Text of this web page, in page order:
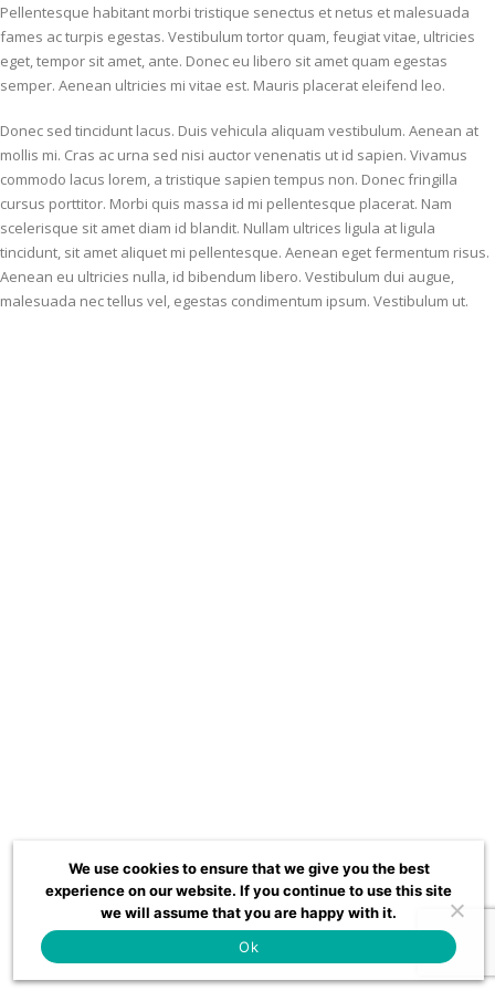
Pellentesque habitant morbi tristique senectus et netus et malesuada
fames ac turpis egestas. Vestibulum tortor quam, feugiat vitae, ultricies
eget, tempor sit amet, ante. Donec eu libero sit amet quam egestas
semper. Aenean ultricies mi vitae est. Mauris placerat eleifend leo.
Donec sed tincidunt lacus. Duis vehicula aliquam vestibulum. Aenean at
mollis mi. Cras ac urna sed nisi auctor venenatis ut id sapien. Vivamus
commodo lacus lorem, a tristique sapien tempus non. Donec fringilla
cursus porttitor. Morbi quis massa id mi pellentesque placerat. Nam
scelerisque sit amet diam id blandit. Nullam ultrices ligula at ligula
tincidunt, sit amet aliquet mi pellentesque. Aenean eget fermentum risus.
Aenean eu ultricies nulla, id bibendum libero. Vestibulum dui augue,
malesuada nec tellus vel, egestas condimentum ipsum. Vestibulum ut.
We use cookies to ensure that we give you the best
experience on our website. If you continue to use this site
we will assume that you are happy with it.
Ok